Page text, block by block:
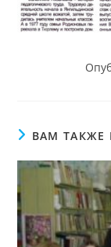
ВАМ ТАКЖЕ